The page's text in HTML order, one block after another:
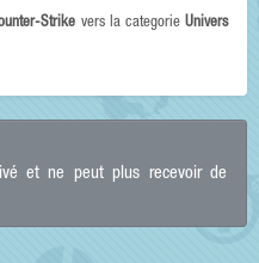
Strike vers la categorieUnivers
et ne peut plus recevoir de